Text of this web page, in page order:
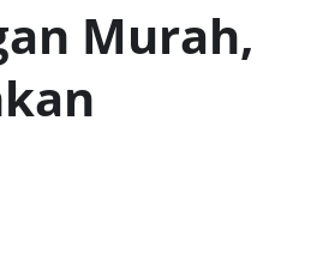
Murah,